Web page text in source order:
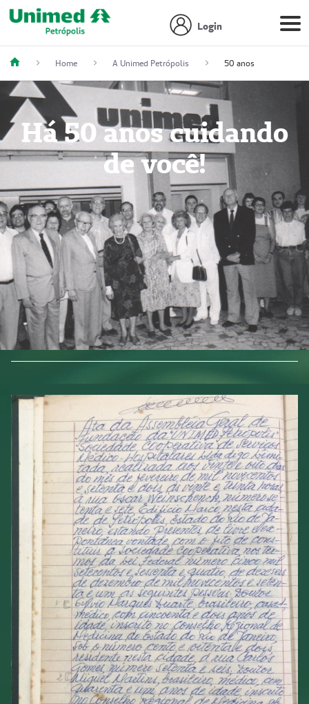
Login
Home A Unimed Petrópolis 50 anos
Há 50 anos cuidando
de você!